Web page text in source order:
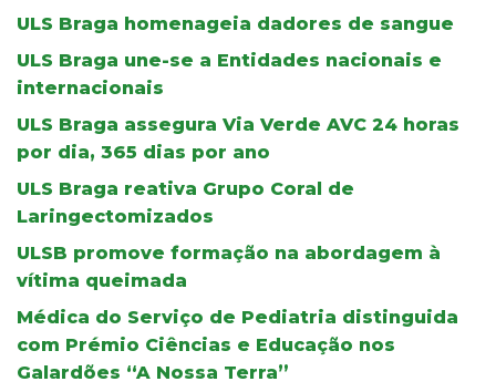
ULS Braga homenageia dadores de sangue
ULS Braga une-se a Entidades nacionais e
internacionais
ULS Braga assegura Via Verde AVC 24 horas
por dia, 365 dias por ano
ULS Braga reativa Grupo Coral de
Laringectomizados
ULSB promove formação na abordagem à
vítima queimada
Médica do Serviço de Pediatria distinguida
com Prémio Ciências e Educação nos
Galardões “A Nossa Terra”